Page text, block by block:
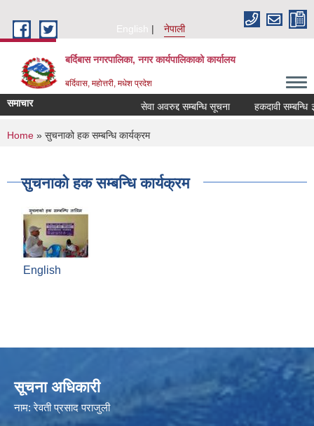
English
नेपाली
बर्दिबास नगरपालिका, नगर कार्यपालिकाको कार्यालय
बर्दिवास, महोत्तरी, मधेश प्रदेश
समाचार सेवा अवरुद्द सम्बन्धि सूचना हकदावी सम्बन्धि
You are here
Home » सुचनाको हक सम्बन्धि कार्यक्रम
सुचनाको हक सम्बन्धि कार्यक्रम
English
सूचना अधिकारी
नाम: रेवती प्रसाद पराजुली